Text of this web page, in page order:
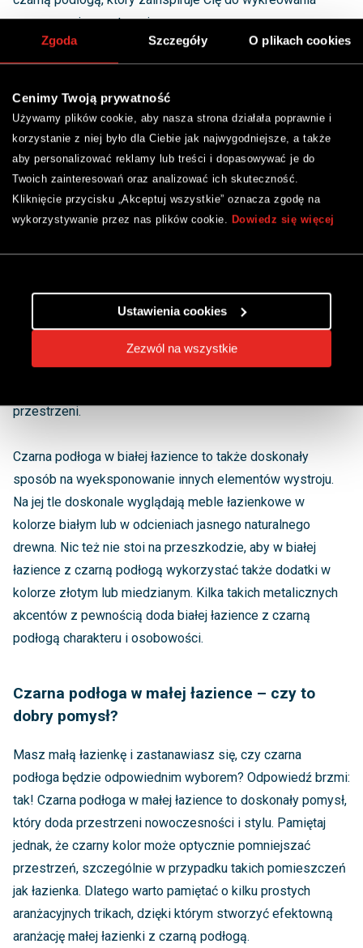
Zgoda Szczegóły O plikach cookies
Cenimy Twoją prywatność
Używamy plików cookie, aby nasza strona działała poprawnie i
korzystanie z niej było dla Ciebie jak najwygodniejsze, a także
aby personalizować reklamy lub treści i dopasowywać je do
Twoich zainteresowań oraz analizować ich skuteczność.
Kliknięcie przycisku „Akceptuj wszystkie” oznacza zgodę na
wykorzystywanie przez nas plików cookie. Dowiedz się więcej
Zezwól na wszystkie
Ustawienia cookies
wymarzonej przestrzeni.
podłogą
Marzysz o łazience, która emanuje czystością i elegancją?
Biała łazienka z czarną podłogą to idealne rozwiązanie dla
Ciebie. Ta ponadczasowa i uniwersalna kombinacja kolorów
tworzy niesamowity kontrast, który przyciąga wzrok i
nadaje przestrzeni wyjątkowego charakteru.
efektowne wizualnie, ale także praktyczne. Biały kolor
nadaje łazience wrażenie czystości i świeżości, podczas
gdy czarna podłoga dodaje jej elegancji i wyrafinowania.
Połączenie czarnej podłogi w łazience z białymi ścianami
przestrzeni.
Czarna podłoga w białej łazience to także doskonały
sposób na wyeksponowanie innych elementów wystroju.
Na jej tle doskonale wyglądają meble łazienkowe w
kolorze białym lub w odcieniach jasnego naturalnego
drewna. Nic też nie stoi na przeszkodzie, aby w białej
łazience z czarną podłogą wykorzystać także dodatki w
kolorze złotym lub miedzianym. Kilka takich metalicznych
akcentów z pewnością doda białej łazience z czarną
podłogą charakteru i osobowości.
Czarna podłoga w małej łazience – czy to
dobry pomysł?
Masz małą łazienkę i zastanawiasz się, czy czarna
podłoga będzie odpowiednim wyborem? Odpowiedź brzmi:
tak! Czarna podłoga w małej łazience to doskonały pomysł,
który doda przestrzeni nowoczesności i stylu. Pamiętaj
jednak, że czarny kolor może optycznie pomniejszać
przestrzeń, szczególnie w przypadku takich pomieszczeń
jak łazienka. Dlatego warto pamiętać o kilku prostych
aranżacyjnych trikach, dzięki którym stworzyć efektowną
aranżację małej łazienki z czarną podłogą.